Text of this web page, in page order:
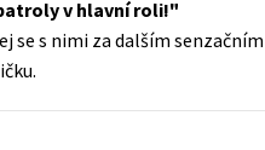
Young adult (SK)
v hlavní roli!
se s nimi za dalším